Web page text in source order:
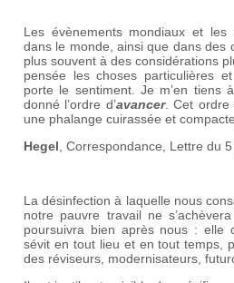
Les évènements mondiaux et
dans le monde, ainsi que dans des
plus souvent à des considérations
pensée les choses particulières
porte le sentiment. Je m’en tiens
donné l’ordre d’avancer. Cet ordre
une phalange cuirassée et
Hegel , Correspondance, Lettre du
La désinfection à laquelle nous
notre pauvre travail ne
poursuivra bien après nous : elle
sévit en tout lieu et en tout temps,
des réviseurs, modernisateurs,